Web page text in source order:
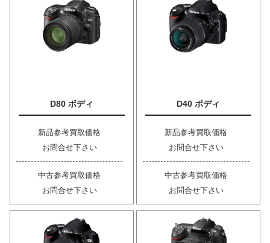
D80 ボディ
新品参考買取価格
お問合せ下さい
中古参考買取価格
お問合せ下さい
D40 ボディ
新品参考買取価格
お問合せ下さい
中古参考買取価格
お問合せ下さい